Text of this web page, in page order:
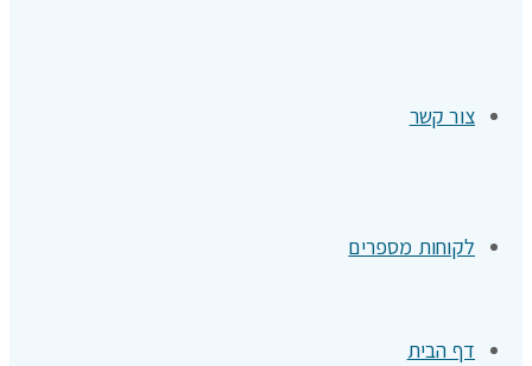
צור קשר
לקוחות מספרים
דף הבית